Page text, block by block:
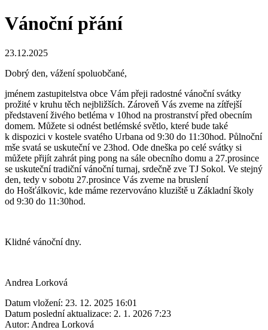
Vánoční přání
23.12.2025
Dobrý den, vážení spoluobčané,
jménem zastupitelstva obce Vám přeji radostné vánoční svátky
prožité v kruhu těch nejbližších. Zároveň Vás zveme na zítřejší
představení živého betléma v 10hod na prostranství před obecním
domem. Můžete si odnést betlémské světlo, které bude také
k dispozici v kostele svatého Urbana od 9:30 do 11:30hod. Půlnoční
mše svatá se uskuteční ve 23hod. Ode dneška po celé svátky si
můžete přijít zahrát ping pong na sále obecního domu a 27.prosince
se uskuteční tradiční vánoční turnaj, srdečně zve TJ Sokol. Ve stejný
den, tedy v sobotu 27.prosince Vás zveme na bruslení
do Hošťálkovic, kde máme rezervováno kluziště u Základní školy
od 9:30 do 11:30hod.
Klidné vánoční dny.
Andrea Lorková
Datum vložení: 23. 12. 2025 16:01
Datum poslední aktualizace: 2. 1. 2026 7:23
Autor: Andrea Lorková